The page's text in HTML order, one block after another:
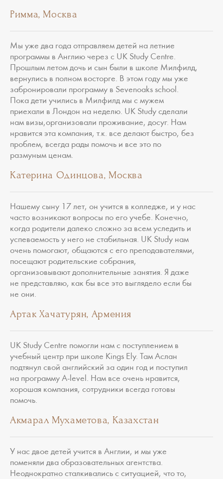
Римма, Москва
Мы уже два года отправляем детей на летние
программы в Англию через с UK Study Centre.
Прошлым летом дочь и сын были в школе Милфилд,
вернулись в полном восторге. В этом году мы уже
забронировали программу в Sevenoaks school.
Пока дети учились в Милфилд мы с мужем
приехали в Лондон на неделю. UK Study сделали
нам визы,организовали проживание, досуг. Нам
нравится эта компания, т.к. все делают быстро, без
проблем, всегда рады помочь и все это по
размуным ценам.
Катерина Одинцова, Москва
Нашему сыну 17 лет, он учится в колледже, и у нас
часто возникают вопросы по его учебе. Конечно,
когда родители далеко сложно за всем уследить и
успеваемость у него не стабильная. UK Study нам
очень помогают, общаются с его преподавателями,
посещают родительские собрания,
организовывают дополнительные занятия. Я даже
не представляю, как бы все это выглядело если бы
не они.
Артак Xачатурян, Армения
UK Study Сentre помогли нам с поступлением в
учебный центр при школе Kings Ely. Там Аслан
подтянул свой английский за один год и поступил
на программу A-level. Нам все очень нравится,
хорошая компания, сотрудники всегда готовы
помочь.
Акмарал Мухаметова, Казахстан
У нас двое детей учится в Англии, и мы уже
поменяли два образовательных агентства.
Неоднократно сталкивались с ситуацией, что то,